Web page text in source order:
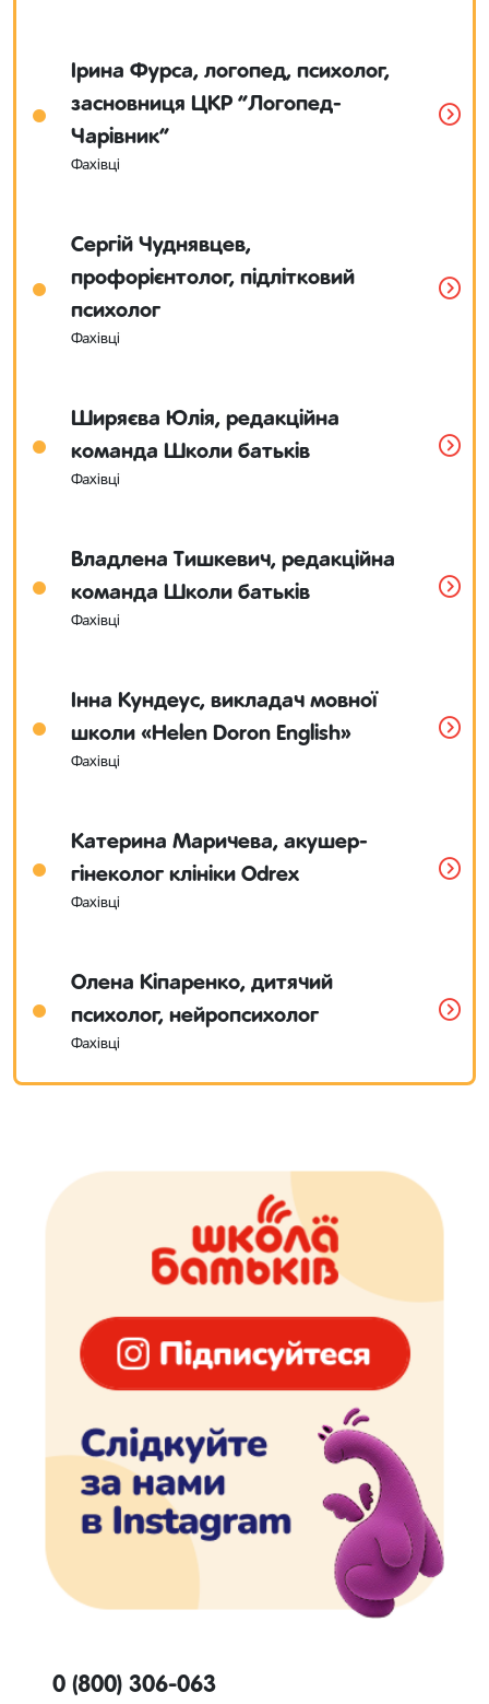
Ірина Фурса, логопед, психолог,
засновниця ЦКР “Логопед-
Чарівник”
Фахівці
Сергій Чуднявцев,
профорієнтолог, підлітковий
психолог
Фахівці
Ширяєва Юлія, редакційна
команда Школи батьків
Фахівці
Владлена Тишкевич, редакційна
команда Школи батьків
Фахівці
Інна Кундеус, викладач мовної
школи «Helen Doron English»
Фахівці
Катерина Маричева, акушер-
гінеколог клініки Odrex
Фахівці
Олена Кіпаренко, дитячий
психолог, нейропсихолог
Фахівці
0 (800) 306-063